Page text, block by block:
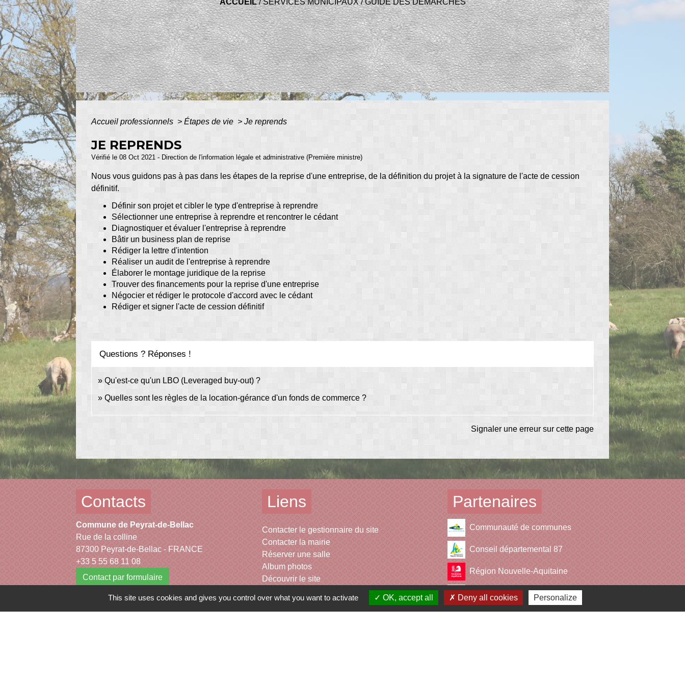
ACCUEIL/SERVICES MUNICIPAUX/GUIDE DES DÉMARCHES
Accueil professionnels > Étapes de vie > Je reprends
JE REPRENDS
Vérifié le 08 Oct 2021 - Direction de l'information légale et administrative (Première ministre)
Nous vous guidons pas à pas dans les étapes de la reprise d'une entreprise, de la définition du projet à la signature de l'acte de cession
définitif.
Définir son projet et cibler le type d'entreprise à reprendre
Sélectionner une entreprise à reprendre et rencontrer le cédant
Diagnostiquer et évaluer l'entreprise à reprendre
Bâtir un business plan de reprise
Rédiger la lettre d'intention
Réaliser un audit de l'entreprise à reprendre
Élaborer le montage juridique de la reprise
Trouver des financements pour la reprise d'une entreprise
Négocier et rédiger le protocole d'accord avec le cédant
Rédiger et signer l'acte de cession définitif
Questions ? Réponses !
Qu'est-ce qu'un LBO (Leveraged buy-out) ?
Quelles sont les règles de la location-gérance d'un fonds de commerce ?
Signaler une erreur sur cette page
Contacts
Commune de Peyrat-de-Bellac
Rue de la colline
87300 Peyrat-de-Bellac - FRANCE
+33 5 55 68 11 08
Contact par formulaire
Liens
Contacter le gestionnaire du site
Contacter la mairie
Réserver une salle
Album photos
Découvrir le site
Partenaires
Communauté de communes
Conseil départemental 87
Région Nouvelle-Aquitaine
Office de tourisme
This site uses cookies and gives you control over what you want to activate OK, accept all Deny all cookies Personalize